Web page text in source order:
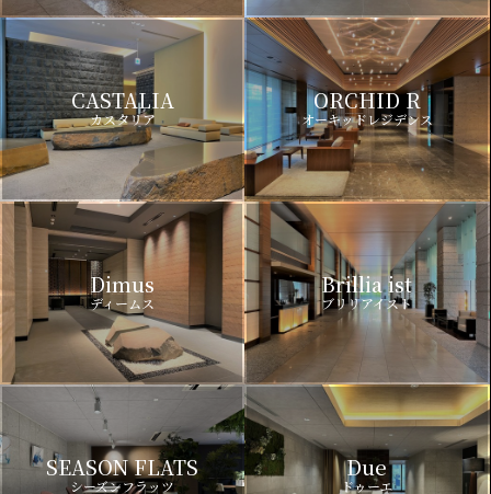
CASTALIA
カスタリア
ORCHID R
オーキッドレジデンス
Dimus
ディームス
Brillia ist
ブリリアイスト
SEASON FLATS
シーズンフラッツ
Due
ドゥーエ